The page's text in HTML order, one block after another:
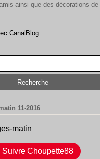
ainsi que des décorations de
CanalBlog
11-2016
Suivre Choupette88